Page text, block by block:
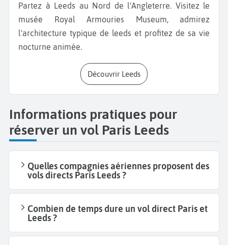
Partez à Leeds au Nord de l'Angleterre. Visitez le
musée Royal Armouries Museum,admirez
l'architecture typique de leeds et profitez de sa vie
nocturne animée.
Découvrir Leeds
Informations pratiques pour
réserver un vol Paris Leeds
Quelles compagnies aériennes proposent des
vols directs Paris Leeds ?
Combien de temps dure un vol direct Paris et
Leeds ?